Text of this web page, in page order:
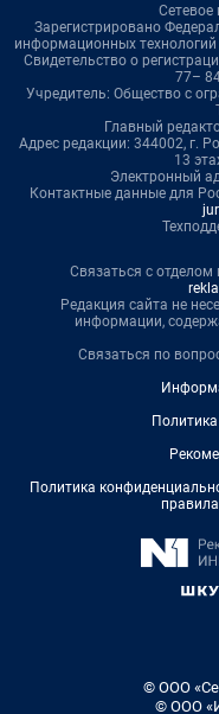
Сетевое
Зарегистрировано
информационных
Свидетельство о
77–
Учредитель: Общество с
Главный
Адрес редакции: 344002, г.
13
Электронный
Контактные данные для
Связаться с
Редакция сайта не
информации,
Связаться по
Политика
© ООО
© ООО